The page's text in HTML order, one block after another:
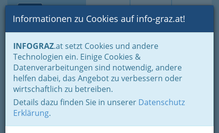
Suche Login Toggle
Informationen zu Cookies auf info-graz.at!
INFOGRAZ.at setzt Cookies und andere
Technologien ein. Einige Cookies &
Datenverarbeitungen sind notwendig, andere
helfen dabei, das Angebot zu verbessern oder
wirtschaftlich zu betreiben.
Details dazu finden Sie in unserer Datenschutz
Erklärung.
Home Branchen
Gesundheit und Soziales
Medizin - Spezialgebiete & Alternatives
Alternativtherapie
Grubholz
Eißlgasse 2, 8047 Graz
+43 316 302 677
+43 316 302 677 - 7